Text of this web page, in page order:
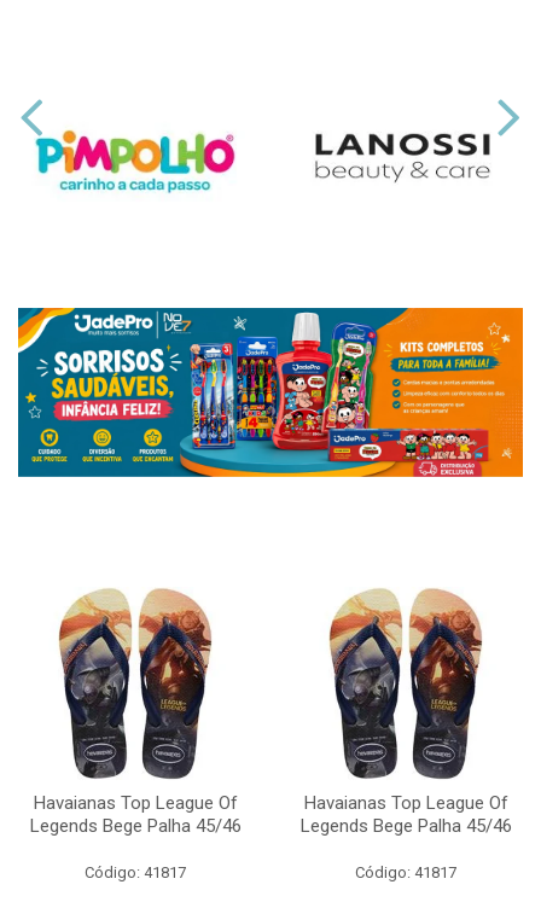
Havaianas Top League Of
Legends Bege Palha 45/46
Código: 41817
Havaianas Top League Of
Legends Bege Palha 45/46
Código: 41817